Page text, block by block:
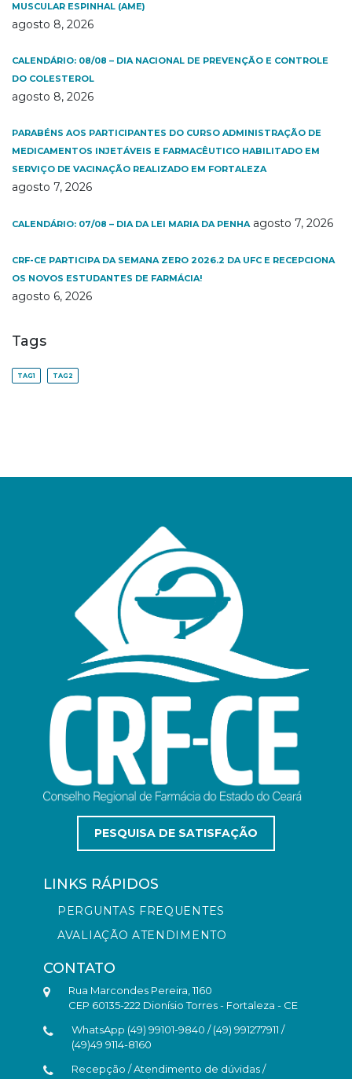
MUSCULAR ESPINHAL (AME)
agosto 8, 2026
CALENDÁRIO: 08/08 – DIA NACIONAL DE PREVENÇÃO E CONTROLE
DO COLESTEROL
agosto 8, 2026
PARABÉNS AOS PARTICIPANTES DO CURSO ADMINISTRAÇÃO DE
MEDICAMENTOS INJETÁVEIS E FARMACÊUTICO HABILITADO EM
SERVIÇO DE VACINAÇÃO REALIZADO EM FORTALEZA
agosto 7, 2026
CALENDÁRIO: 07/08 – DIA DA LEI MARIA DA PENHA agosto 7, 2026
CRF-CE PARTICIPA DA SEMANA ZERO 2026.2 DA UFC E RECEPCIONA
OS NOVOS ESTUDANTES DE FARMÁCIA!
agosto 6, 2026
Tags
TAG1 TAG2
PESQUISA DE SATISFAÇÃO
LINKS RÁPIDOS
PERGUNTAS FREQUENTES
AVALIAÇÃO ATENDIMENTO
CONTATO
Rua Marcondes Pereira, 1160
CEP 60135-222 Dionísio Torres - Fortaleza - CE
WhatsApp (49) 99101-9840 / (49) 991277911 /
(49)49 9114-8160
Recepção / Atendimento de dúvidas /